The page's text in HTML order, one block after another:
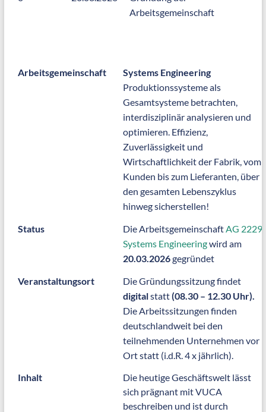
Arbeitsgemeinschaft
Arbeitsgemeinschaft
Systems Engineering
Produktionssysteme als
Gesamtsysteme betrachten,
interdisziplinär analysieren und
optimieren. Effizienz,
Zuverlässigkeit und
Wirtschaftlichkeit der Fabrik, vom
Kunden bis zum Lieferanten, über
den gesamten Lebenszyklus
hinweg sicherstellen!
Status
Die ArbeitsgemeinschaftAG 2229
Systems Engineeringwird am
20.03.2026gegründet
Veranstaltungsort
Die Gründungssitzung findet
digitalstatt(08.30 – 12.30 Uhr).
Die Arbeitssitzungen finden
deutschlandweit bei den
teilnehmenden Unternehmen vor
Ort statt (i.d.R. 4 x jährlich).
Inhalt
Die heutige Geschäftswelt lässt
sich prägnant mit VUCA
beschreiben und ist durch